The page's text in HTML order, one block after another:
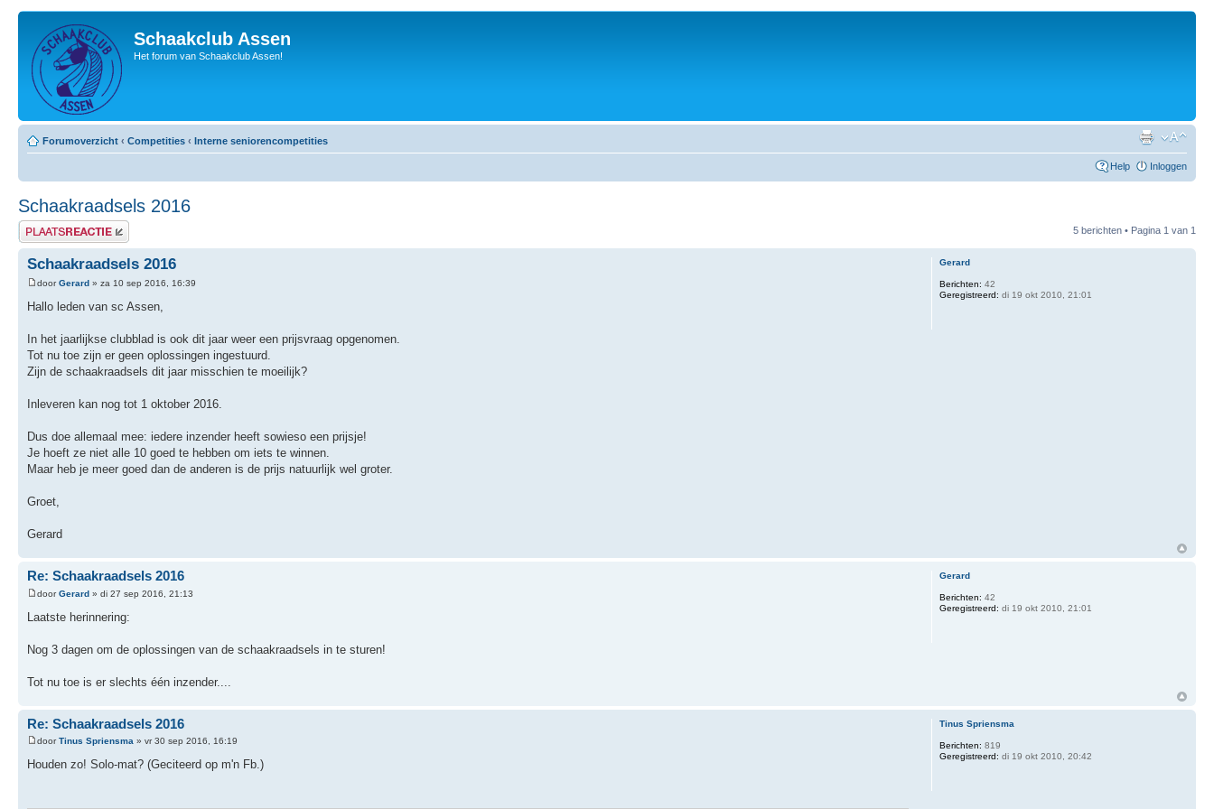
Schaakclub Assen
Het forum van Schaakclub Assen!
Forumoverzicht ‹ Competities ‹ Interne seniorencompetities
Help Inloggen
Schaakraadsels 2016
Plaats een reactie 5 berichten • Pagina 1 van 1
Schaakraadsels 2016
doorGerard » za 10 sep 2016, 16:39
Hallo leden van sc Assen,
In het jaarlijkse clubblad is ook dit jaar weer een prijsvraag opgenomen.
Tot nu toe zijn er geen oplossingen ingestuurd.
Zijn de schaakraadsels dit jaar misschien te moeilijk?
Inleveren kan nog tot 1 oktober 2016.
Dus doe allemaal mee: iedere inzender heeft sowieso een prijsje!
Je hoeft ze niet alle 10 goed te hebben om iets te winnen.
Maar heb je meer goed dan de anderen is de prijs natuurlijk wel groter.
Groet,
Gerard
Gerard
Berichten: 42
Geregistreerd: di 19 okt 2010, 21:01
Re: Schaakraadsels 2016
doorGerard » di 27 sep 2016, 21:13
Laatste herinnering:
Nog 3 dagen om de oplossingen van de schaakraadsels in te sturen!
Tot nu toe is er slechts één inzender....
Gerard
Berichten: 42
Geregistreerd: di 19 okt 2010, 21:01
Re: Schaakraadsels 2016
doorTinus Spriensma » vr 30 sep 2016, 16:19
Houden zo! Solo-mat? (Geciteerd op m'n Fb.)
Tinus Spriensma
Berichten: 819
Geregistreerd: di 19 okt 2010, 20:42